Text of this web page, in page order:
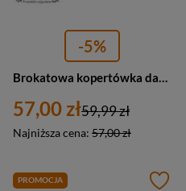
-5%
Brokatowa kopertówka damska z łańcuszkiem Rovicky R-XS029-2 mała srebrna
57,00 zł
Najniższa cena: 57,00 zł
59,99 zł
PROMOCJA